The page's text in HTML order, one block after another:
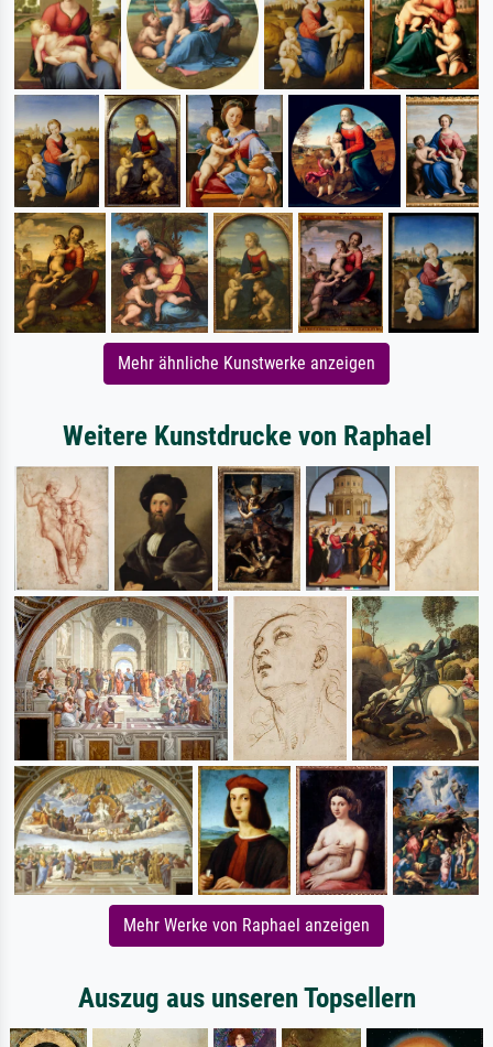
Mehr ähnliche Kunstwerke anzeigen
Weitere Kunstdrucke von Raphael
Mehr Werke von Raphael anzeigen
Auszug aus unseren Topsellern